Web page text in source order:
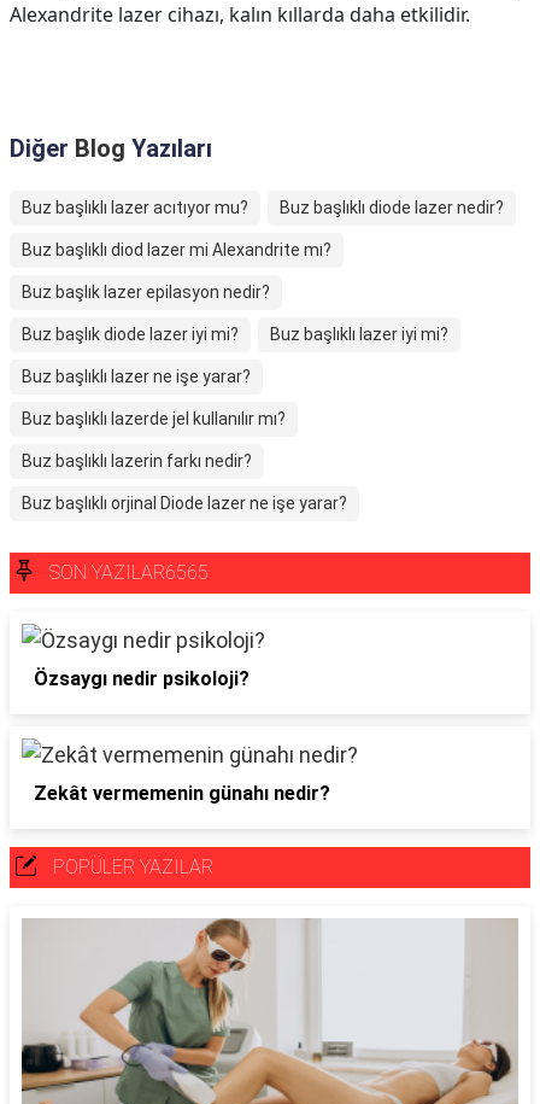
Alexandrite lazer cihazı, kalın kıllarda daha etkilidir.
Diğer Blog Yazıları
Buz başlıklı lazer acıtıyor mu? Buz başlıklı diode lazer nedir?
Buz başlıklı diod lazer mi Alexandrite mı?
Buz başlık lazer epilasyon nedir?
Buz başlık diode lazer iyi mi? Buz başlıklı lazer iyi mi?
Buz başlıklı lazer ne işe yarar?
Buz başlıklı lazerde jel kullanılır mı?
Buz başlıklı lazerin farkı nedir?
Buz başlıklı orjinal Diode lazer ne işe yarar?
SON YAZILAR6565
Özsaygı nedir psikoloji?
Zekât vermemenin günahı nedir?
POPÜLER YAZILAR